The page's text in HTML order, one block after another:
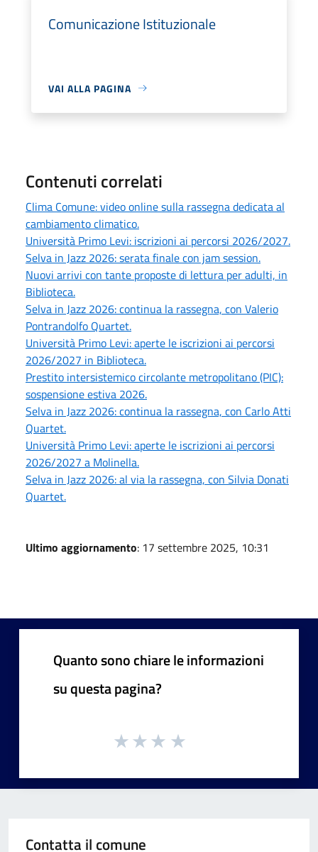
Comunicazione Istituzionale
VAI ALLA PAGINA
Contenuti correlati
Clima Comune: video online sulla rassegna dedicata al
cambiamento climatico.
Università Primo Levi: iscrizioni ai percorsi 2026/2027.
Selva in Jazz 2026: serata finale con jam session.
Nuovi arrivi con tante proposte di lettura per adulti, in
Biblioteca.
Selva in Jazz 2026: continua la rassegna, con Valerio
Pontrandolfo Quartet.
Università Primo Levi: aperte le iscrizioni ai percorsi
2026/2027 in Biblioteca.
Prestito intersistemico circolante metropolitano (PIC):
sospensione estiva 2026.
Selva in Jazz 2026: continua la rassegna, con Carlo Atti
Quartet.
Università Primo Levi: aperte le iscrizioni ai percorsi
2026/2027 a Molinella.
Selva in Jazz 2026: al via la rassegna, con Silvia Donati
Quartet.
Ultimo aggiornamento: 17 settembre 2025, 10:31
Quanto sono chiare le informazioni
su questa pagina?
Contatta il comune